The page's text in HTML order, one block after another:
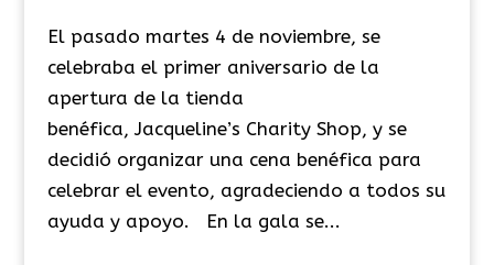
El pasado martes 4 de noviembre, se
celebraba el primer aniversario de la
apertura de la tienda
benéfica, Jacqueline’s Charity Shop, y se
decidió organizar una cena benéfica para
celebrar el evento, agradeciendo a todos su
ayuda y apoyo. En la gala se...